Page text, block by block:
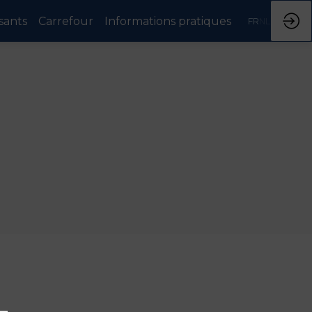
Carrefour Informations pratiques FR